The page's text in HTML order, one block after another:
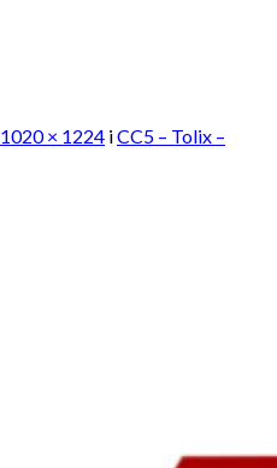
1020 × 1224 iCC5 – Tolix –